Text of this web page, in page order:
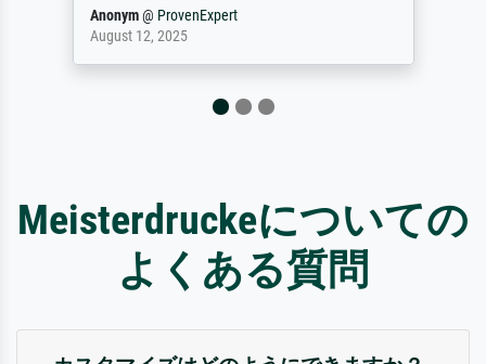
Anonym@ ProvenExpert
December 4, 2025
Meisterdruckeについての
よくある質問